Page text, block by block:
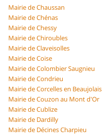
Mairie de Chaussan
Mairie de Chénas
Mairie de Chessy
Mairie de Chiroubles
Mairie de Claveisolles
Mairie de Coise
Mairie de Colombier Saugnieu
Mairie de Condrieu
Mairie de Corcelles en Beaujolais
Mairie de Couzon au Mont d'Or
Mairie de Cublize
Mairie de Dardilly
Mairie de Décines Charpieu